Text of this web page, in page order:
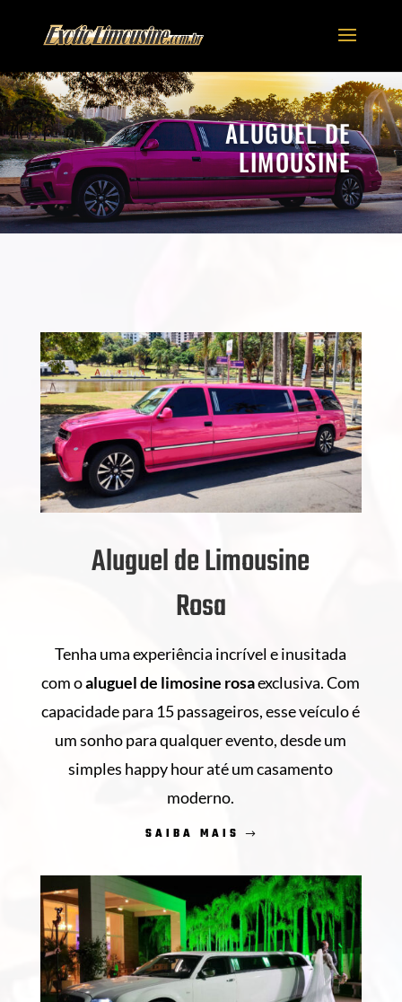
ALUGUEL DE
LIMOUSINE
Aluguel de Limousine
Rosa
Tenha uma experiência incrível e inusitada
com oaluguel de limosine rosaexclusiva. Com
capacidade para 15 passageiros, esse veículo é
um sonho para qualquer evento, desde um
simples happy hour até um casamento
moderno.
SAIBA MAIS